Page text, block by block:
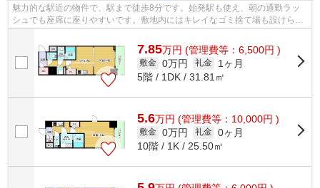
魅力的な駅近の物件で、駅まで徒歩8分です。始発駅も使え、朝の通勤ラッ
シュでも座席に座りやすいです。敷地内にはキレイなゴミ捨て場も設けられ
7.85万円 (管理費等：6,500円 )
敷金 0万円 礼金
1ヶ月
5階 / 1DK / 31.81㎡
5.6万円 (管理費等：10,000円 )
敷金 0万円 礼金 0ヶ月
10階 / 1K / 25.50㎡